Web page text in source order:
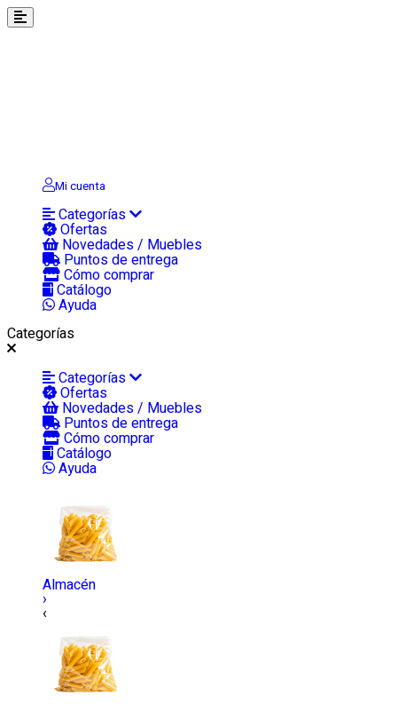
Mi cuenta
Categorías
Ofertas
Novedades / Muebles
Puntos de entrega
Cómo comprar
Catálogo
Ayuda
Categorías
Categorías
Ofertas
Novedades / Muebles
Puntos de entrega
Cómo comprar
Catálogo
Ayuda
Almacén
›
‹